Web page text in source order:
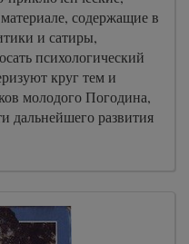
содержащие в
и сатиры,
психологический
круг тем и
молодого Погодина,
дальнейшего развития